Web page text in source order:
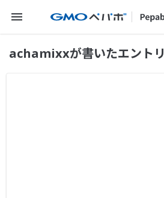
メニューを開く
achamixxが書いたエントリ